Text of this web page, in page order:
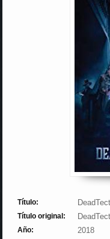
Título:
Título original:
Año: 2018